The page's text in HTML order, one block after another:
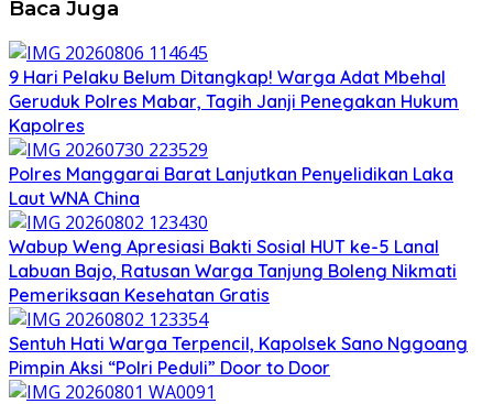
Baca Juga
9 Hari Pelaku Belum Ditangkap! Warga Adat Mbehal
Geruduk Polres Mabar, Tagih Janji Penegakan Hukum
Kapolres
Polres Manggarai Barat Lanjutkan Penyelidikan Laka
Laut WNA China
Wabup Weng Apresiasi Bakti Sosial HUT ke-5 Lanal
Labuan Bajo, Ratusan Warga Tanjung Boleng Nikmati
Pemeriksaan Kesehatan Gratis
Sentuh Hati Warga Terpencil, Kapolsek Sano Nggoang
Pimpin Aksi “Polri Peduli” Door to Door